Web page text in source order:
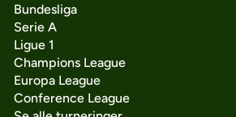
Bundesliga
Serie A
Ligue 1
Champions League
Europa League
Conference League